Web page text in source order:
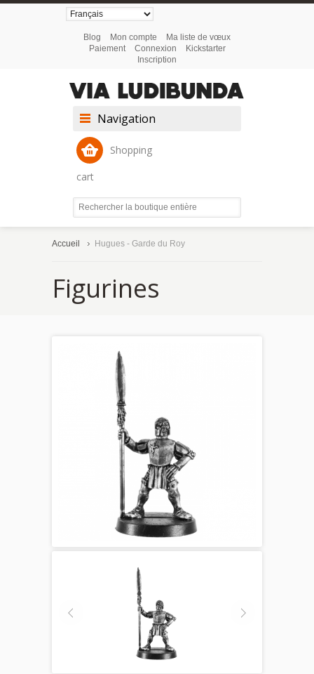
Blog Mon compte
Ma liste de vœux
Paiement
Connexion
Kickstarter
Inscription
Navigation
Shopping
cart
Accueil Hugues - Garde du Roy
Figurines